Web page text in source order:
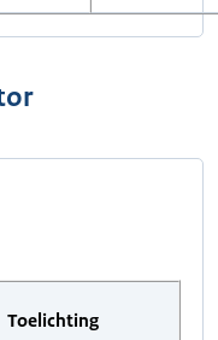
Toelichting